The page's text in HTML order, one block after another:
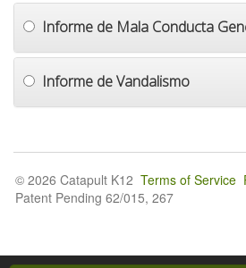
Informe de Mala Conducta
Informe de Vandalismo
© 2026 Catapult K12 Terms of Service
Patent Pending 62/015, 267